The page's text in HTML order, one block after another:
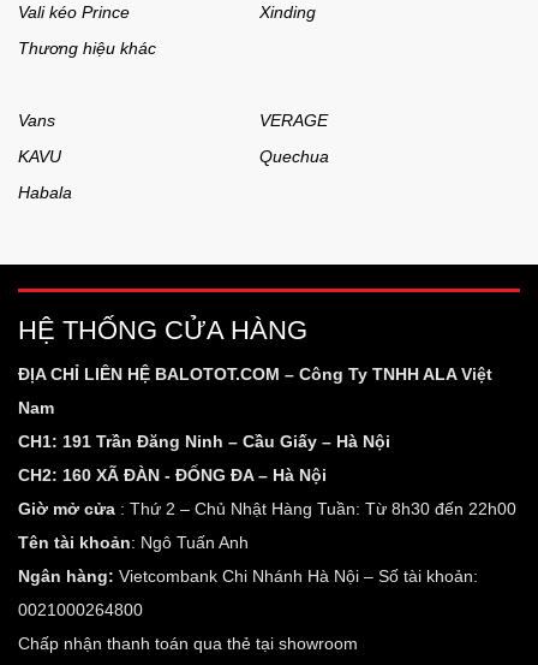
Vali kéo Prince
Xinding
Thương hiệu khác
Vans
VERAGE
KAVU
Quechua
Habala
HỆ THỐNG CỬA HÀNG
ĐỊA CHỈ LIÊN HỆ BALOTOT.COM – Công Ty TNHH ALA Việt
Nam
CH1: 191 Trần Đăng Ninh – Cầu Giấy – Hà Nội
CH2: 160 XÃ ĐÀN - ĐỐNG ĐA – Hà Nội
Giờ mở cửa : Thứ 2 – Chủ Nhật Hàng Tuần: Từ 8h30 đến 22h00
Tên tài khoản: Ngô Tuấn Anh
Ngân hàng: Vietcombank Chi Nhánh Hà Nội – Số tài khoản:
0021000264800
Chấp nhận thanh toán qua thẻ tại showroom